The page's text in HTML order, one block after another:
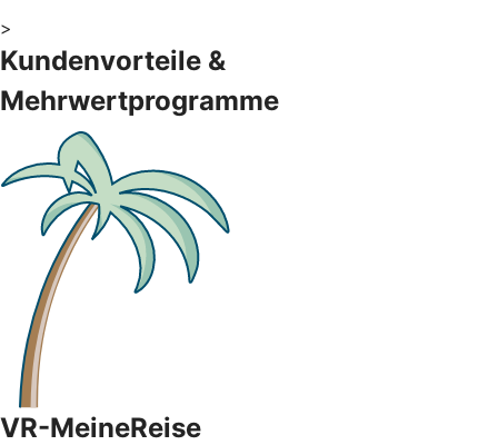
>
Kundenvorteile &
Mehrwertprogramme
VR-MeineReise